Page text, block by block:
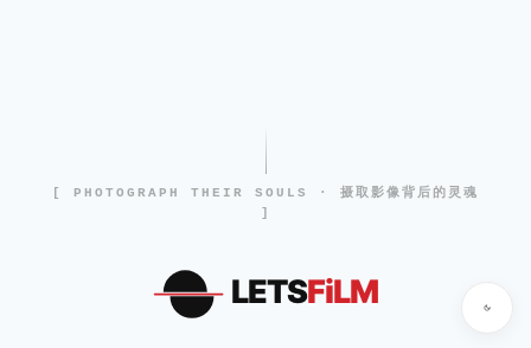
[ PHOTOGRAPH THEIR SOULS · 摄取影像背后的灵魂
]
LETSFiLM